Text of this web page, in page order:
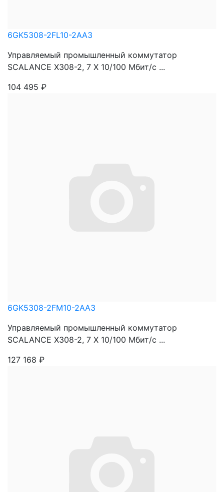
6GK5308-2FL10-2AA3
Управляемый промышленный коммутатор
SCALANCE X308-2, 7 X 10/100 Mбит/c ...
104 495 ₽
6GK5308-2FM10-2AA3
Управляемый промышленный коммутатор
SCALANCE X308-2, 7 X 10/100 Mбит/c ...
127 168 ₽